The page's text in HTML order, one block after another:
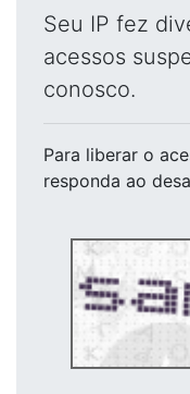
Seu IP fez
acessos
conosco.
Para liberar o
responda ao